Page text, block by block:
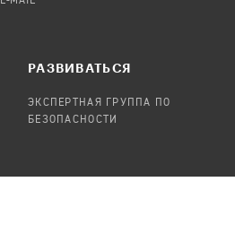
РАЗВИВАТЬСЯ
ЭКСПЕРТНАЯ ГРУППА ПО
БЕЗОПАСНОСТИ